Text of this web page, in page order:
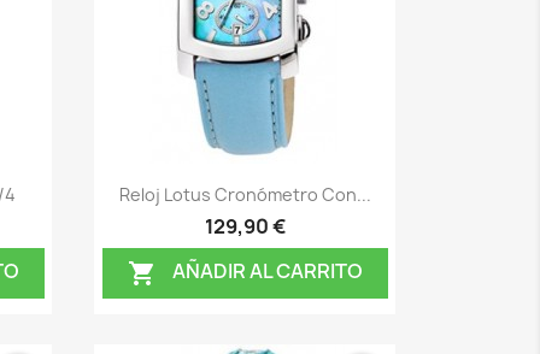
4 Vista rápida
Reloj Lotus Cronómetro Con...
129,90 €
 AÑADIR AL CARRITO